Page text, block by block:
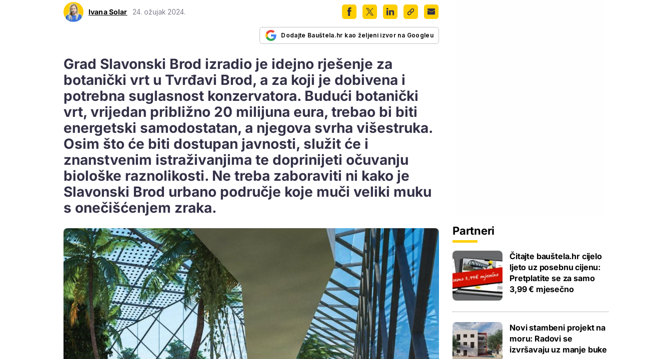
Ivana Solar 24. ožujak 2024.
Dodajte Bauštela.hr kao željeni izvor na Googleu
Grad Slavonski Brod izradio je idejno rješenje za
botanički vrt u Tvrđavi Brod, a za koji je dobivena i
potrebna suglasnost konzervatora. Budući botanički
vrt, vrijedan približno 20 milijuna eura, trebao bi biti
energetski samodostatan, a njegova svrha višestruka.
Osim što će biti dostupan javnosti, služit će i
znanstvenim istraživanjima te doprinijeti očuvanju
biološke raznolikosti. Ne treba zaboraviti ni kako je
Slavonski Brod urbano područje koje muči veliki muku
s onečišćenjem zraka.
Partneri
Čitajte bauštela.hr cijelo
ljeto uz posebnu cijenu:
Pretplatite se za samo
3,99 € mjesečno
Novi stambeni projekt na
moru: Radovi se
izvršavaju uz manje buke